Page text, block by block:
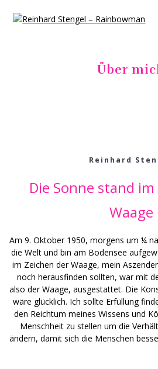
to
Über
Reinhard
Die Sonne stand
Waage
Am 9. Oktober 1950, morgens um ¼
die Welt und bin am Bodensee
im Zeichen der Waage, mein
noch herausfinden sollten, war mit
also der Waage, ausgestattet. Die
wäre glücklich. Ich sollte Erfüllung
den Reichtum meines Wissens und
Menschheit zu stellen um die
ändern, damit sich die Menschen